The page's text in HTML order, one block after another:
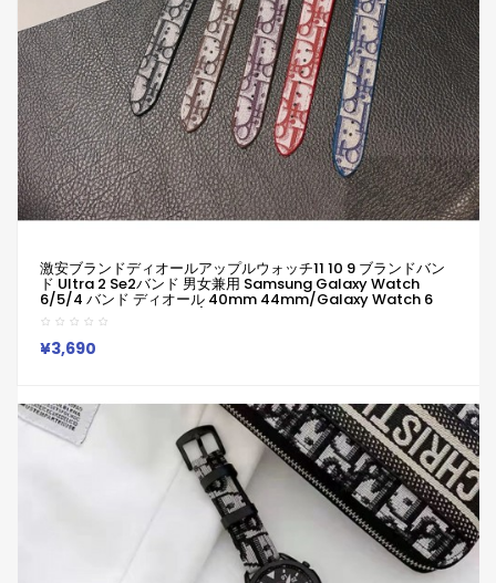
激安ブランドディオールアップルウォッチ11 10 9 ブランドバン
ド Ultra 2 Se2バンド 男女兼用 Samsung Galaxy Watch
6/5/4 バンド ディオール 40mm 44mm/Galaxy Watch 6
Classic 43mm 47mm/5 Pro 45mm交換ベルトディオール
Galaxy/appleなどウォッチ対応
¥3,690